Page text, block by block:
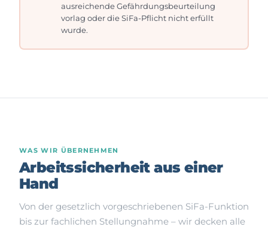
ausreichende Gefährdungsbeurteilung
vorlag oder die SiFa-Pflicht nicht erfüllt
wurde.
WAS WIR ÜBERNEHMEN
Arbeitssicherheit aus einer
Hand
Von der gesetzlich vorgeschriebenen SiFa-Funktion
bis zur fachlichen Stellungnahme – wir decken alle